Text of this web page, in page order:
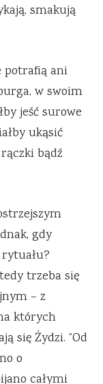
smakują
potrafią ani
w swoim
jeść surowe
ukąsić
bądź
gdy
trzeba się
– z
których
się Żydzi. “Od
o
całymi